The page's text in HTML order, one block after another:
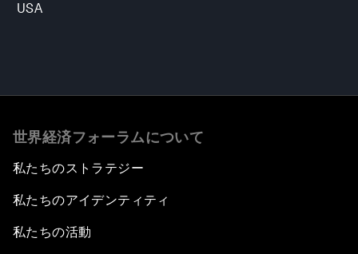
USA
世界経済フォーラムについて
私たちのストラテジー
私たちのアイデンティティ
私たちの活動